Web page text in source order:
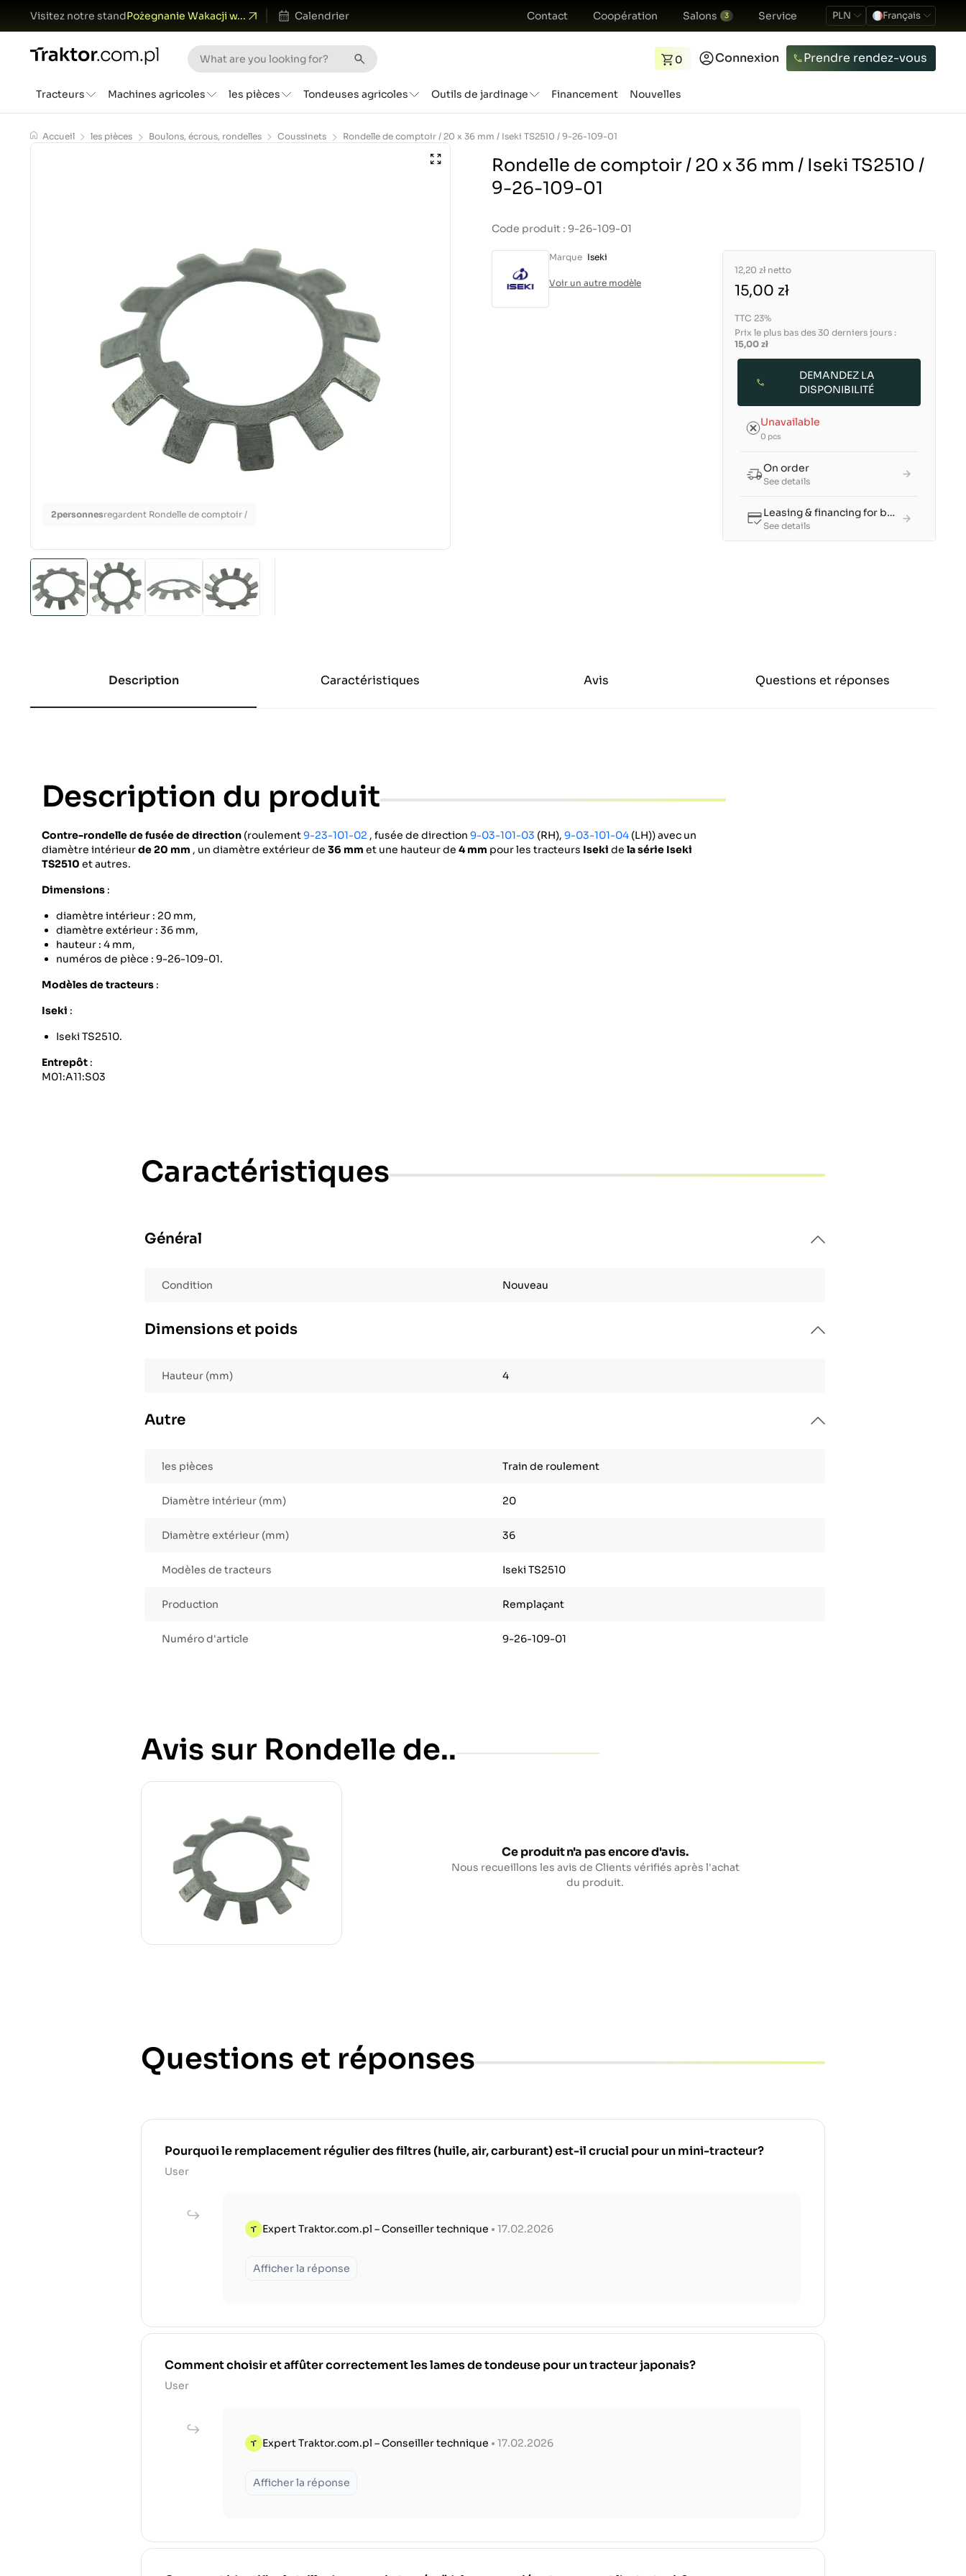
Visitez notre standPożegnanie Wakacji w... Calendrier Contact Coopération Salons 3 Service PLN Français
0 Connexion Prendre rendez-vous
Tracteurs Machines agricoles les pièces Tondeuses agricoles Outils de jardinage Financement Nouvelles
Accueil les pièces Boulons, écrous, rondelles Coussinets Rondelle de comptoir / 20 x 36 mm / Iseki TS2510 / 9-26-109-01
2personnesregardent Rondelle de comptoir /
Rondelle de comptoir / 20 x 36 mm / Iseki TS2510 /
9-26-109-01
Code produit : 9-26-109-01
Marque Iseki
Voir un autre modèle
12,20 zł netto
15,00 zł
TTC 23%
Prix le plus bas des 30 derniers jours :
15,00 zł
DEMANDEZ LA
DISPONIBILITÉ
Unavailable
0 pcs
On order
See details
Leasing & financing for businesses
See details
Description Caractéristiques Avis Questions et réponses
Description du produit
Contre-rondelle de fusée de direction (roulement9-23-101-02 , fusée de direction 9-03-101-03 (RH), 9-03-101-04 (LH)) avec un
diamètre intérieurde 20 mm , un diamètre extérieur de 36 mm et une hauteur de 4 mm pour les tracteurs Iseki de la série Iseki
TS2510 et autres.
Dimensions :
diamètre intérieur : 20 mm,
diamètre extérieur : 36 mm,
hauteur : 4 mm,
numéros de pièce : 9-26-109-01.
Modèles de tracteurs :
Iseki :
Iseki TS2510.
Entrepôt :
M01:A11:S03
Caractéristiques
Général
Condition Nouveau
Dimensions et poids
Hauteur (mm) 4
Autre
les pièces Train de roulement
Diamètre intérieur (mm) 20
Diamètre extérieur (mm) 36
Modèles de tracteurs Iseki TS2510
Production Remplaçant
Numéro d'article 9-26-109-01
Avis sur Rondelle de..
Ce produit n'a pas encore d'avis.
Nous recueillons les avis de Clients vérifiés après l'achat
du produit.
Questions et réponses
Pourquoi le remplacement régulier des filtres (huile, air, carburant) est-il crucial pour un mini-tracteur?
User
Expert Traktor.com.pl – Conseiller technique • 17.02.2026
Afficher la réponse
Comment choisir et affûter correctement les lames de tondeuse pour un tracteur japonais?
User
Expert Traktor.com.pl – Conseiller technique • 17.02.2026
Afficher la réponse